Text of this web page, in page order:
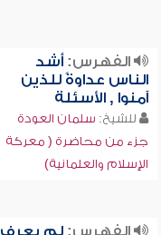
الفهرس:أشد
الناس عداوةً للذين
آمنوا , الأسئلة
للشيخ: سلمان العودة
جزء من محاضرة ( معركة
الإسلام والعلمانية)
الفهرس:لم يعرف